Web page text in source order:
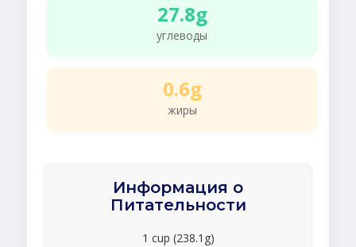
27.8g
углеводы
0.6g
жиры
Информация о
Питательности
1 cup (238.1g)